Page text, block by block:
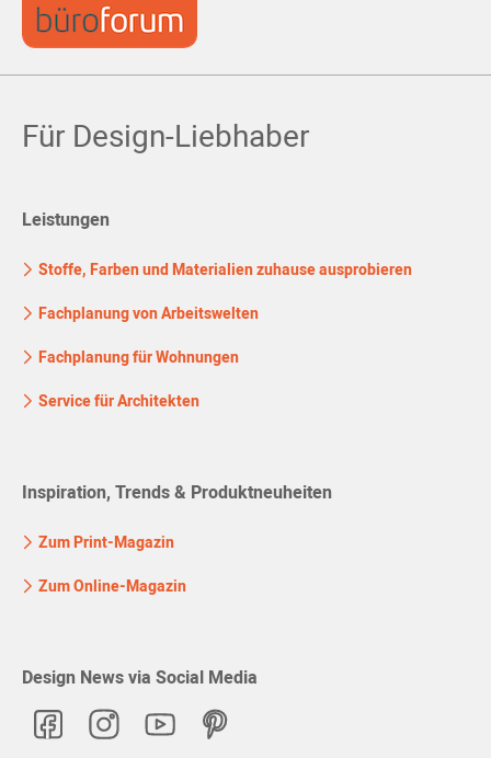
Für Design-Liebhaber
Leistungen
Stoffe, Farben und Materialien zuhause ausprobieren
Fachplanung von Arbeitswelten
Fachplanung für Wohnungen
Service für Architekten
Inspiration, Trends & Produktneuheiten
Zum Print-Magazin
Zum Online-Magazin
Design News via Social Media